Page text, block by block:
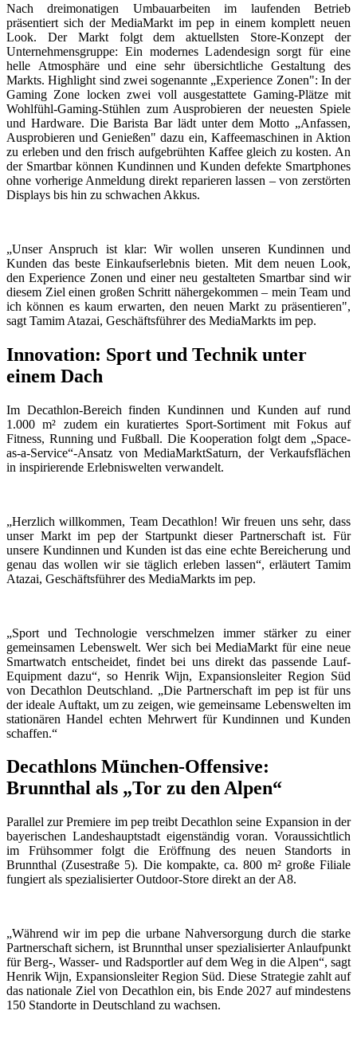
Nach dreimonatigen Umbauarbeiten im laufenden Betrieb
präsentiert sich der MediaMarkt im pep in einem komplett neuen
Look. Der Markt folgt dem aktuellsten Store-Konzept der
Unternehmensgruppe: Ein modernes Ladendesign sorgt für eine
helle Atmosphäre und eine sehr übersichtliche Gestaltung des
Markts. Highlight sind zwei sogenannte „Experience Zonen": In der
Gaming Zone locken zwei voll ausgestattete Gaming-Plätze mit
Wohlfühl-Gaming-Stühlen zum Ausprobieren der neuesten Spiele
und Hardware. Die Barista Bar lädt unter dem Motto „Anfassen,
Ausprobieren und Genießen" dazu ein, Kaffeemaschinen in Aktion
zu erleben und den frisch aufgebrühten Kaffee gleich zu kosten. An
der Smartbar können Kundinnen und Kunden defekte Smartphones
ohne vorherige Anmeldung direkt reparieren lassen – von zerstörten
Displays bis hin zu schwachen Akkus.
„Unser Anspruch ist klar: Wir wollen unseren Kundinnen und
Kunden das beste Einkaufserlebnis bieten. Mit dem neuen Look,
den Experience Zonen und einer neu gestalteten Smartbar sind wir
diesem Ziel einen großen Schritt nähergekommen – mein Team und
ich können es kaum erwarten, den neuen Markt zu präsentieren",
sagt Tamim Atazai, Geschäftsführer des MediaMarkts im pep.
Innovation: Sport und Technik unter
einem Dach
Im Decathlon-Bereich finden Kundinnen und Kunden auf rund
1.000 m² zudem ein kuratiertes Sport-Sortiment mit Fokus auf
Fitness, Running und Fußball. Die Kooperation folgt dem „Space-
as-a-Service“-Ansatz von MediaMarktSaturn, der Verkaufsflächen
in inspirierende Erlebniswelten verwandelt.
„Herzlich willkommen, Team Decathlon! Wir freuen uns sehr, dass
unser Markt im pep der Startpunkt dieser Partnerschaft ist. Für
unsere Kundinnen und Kunden ist das eine echte Bereicherung und
genau das wollen wir sie täglich erleben lassen“, erläutert Tamim
Atazai, Geschäftsführer des MediaMarkts im pep.
„Sport und Technologie verschmelzen immer stärker zu einer
gemeinsamen Lebenswelt. Wer sich bei MediaMarkt für eine neue
Smartwatch entscheidet, findet bei uns direkt das passende Lauf-
Equipment dazu“, so Henrik Wijn, Expansionsleiter Region Süd
von Decathlon Deutschland. „Die Partnerschaft im pep ist für uns
der ideale Auftakt, um zu zeigen, wie gemeinsame Lebenswelten im
stationären Handel echten Mehrwert für Kundinnen und Kunden
schaffen.“
Decathlons München-Offensive:
Brunnthal als „Tor zu den Alpen“
Parallel zur Premiere im pep treibt Decathlon seine Expansion in der
bayerischen Landeshauptstadt eigenständig voran. Voraussichtlich
im Frühsommer folgt die Eröffnung des neuen Standorts in
Brunnthal (Zusestraße 5). Die kompakte, ca. 800 m² große Filiale
fungiert als spezialisierter Outdoor-Store direkt an der A8.
„Während wir im pep die urbane Nahversorgung durch die starke
Partnerschaft sichern, ist Brunnthal unser spezialisierter Anlaufpunkt
für Berg-, Wasser- und Radsportler auf dem Weg in die Alpen“, sagt
Henrik Wijn, Expansionsleiter Region Süd. Diese Strategie zahlt auf
das nationale Ziel von Decathlon ein, bis Ende 2027 auf mindestens
150 Standorte in Deutschland zu wachsen.